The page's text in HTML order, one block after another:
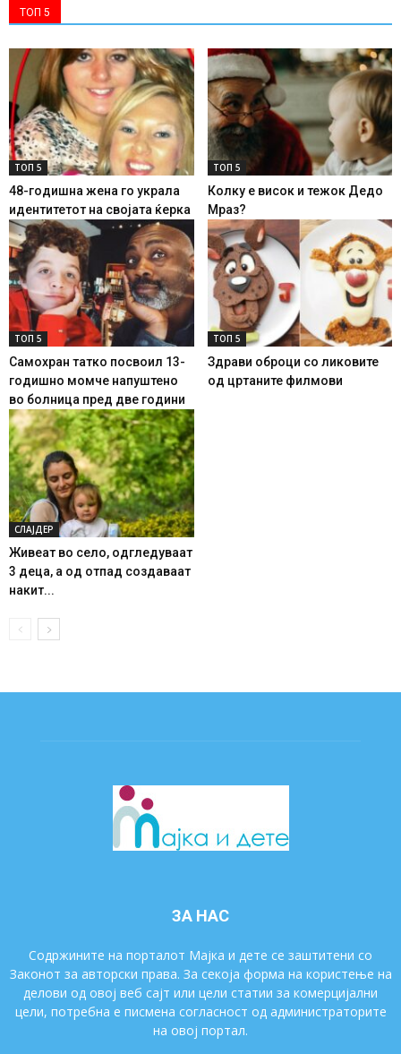
ТОП 5
ТОП 5
48-годишна жена го украла
идентитетот на својата ќерка
ТОП 5
Колку е висок и тежок Дедо
Мраз?
ТОП 5
Самохран татко посвоил 13-
годишно момче напуштено
во болница пред две години
ТОП 5
Здрави оброци со ликовите
од цртаните филмови
СЛАЈДЕР
Живеат во село, одгледуваат
3 деца, а од отпад создаваат
накит...
ЗА НАС
Содржините на порталот Мајка и дете се заштитени со
Законот за авторски права. За секоја форма на користење на
делови од овој веб сајт или цели статии за комерцијални
цели, потребна е писмена согласност од администраторите
на овој портал.